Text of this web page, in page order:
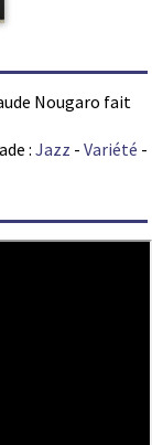
Nougaro fait
: Jazz - Variété -